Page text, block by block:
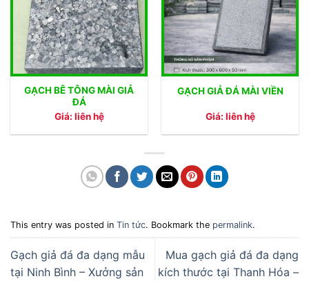
GẠCH BÊ TÔNG MÀI GIẢ
ĐÁ
Giá: liên hệ
GẠCH GIẢ ĐÁ MÀI VIỀN
Giá: liên hệ
This entry was posted in Tin tức. Bookmark the permalink.
Gạch giả đá đa dạng mẫu
tại Ninh Bình – Xưởng sản
Mua gạch giả đá đa dạng
kích thước tại Thanh Hóa –